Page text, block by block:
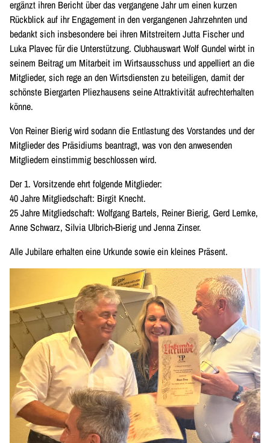
ergänzt ihren Bericht über das vergangene Jahr um einen kurzen
Rückblick auf ihr Engagement in den vergangenen Jahrzehnten und
bedankt sich insbesondere bei ihren Mitstreitern Jutta Fischer und
Luka Plavec für die Unterstützung. Clubhauswart Wolf Gundel wirbt in
seinem Beitrag um Mitarbeit im Wirtsausschuss und appelliert an die
Mitglieder, sich rege an den Wirtsdiensten zu beteiligen, damit der
schönste Biergarten Pliezhausens seine Attraktivität aufrechterhalten
könne.
Von Reiner Bierig wird sodann die Entlastung des Vorstandes und der
Mitglieder des Präsidiums beantragt, was von den anwesenden
Mitgliedern einstimmig beschlossen wird.
Der 1. Vorsitzende ehrt folgende Mitglieder:
40 Jahre Mitgliedschaft: Birgit Knecht.
25 Jahre Mitgliedschaft: Wolfgang Bartels, Reiner Bierig, Gerd Lemke,
Anne Schwarz, Silvia Ulbrich-Bierig und Jenna Zinser.
Alle Jubilare erhalten eine Urkunde sowie ein kleines Präsent.